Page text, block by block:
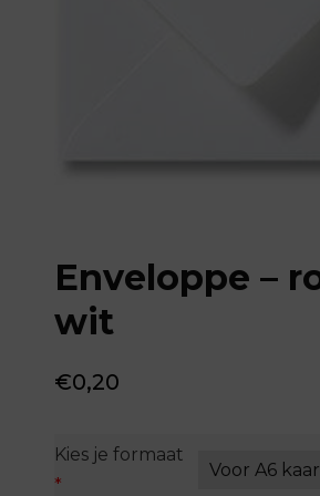
Enveloppe –
wit
€0,20
Kies je formaat
*